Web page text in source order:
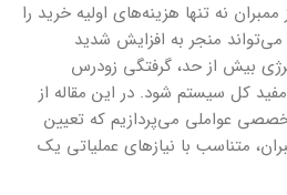
نه تنها هزینه‌های اولیه خرید را
منجر به افزایش شدید
بیش از حد، گرفتگی زودرس
کل سیستم شود. در این مقاله از
عواملی می‌پردازیم که تعیین
متناسب با نیازهای عملیاتی یک